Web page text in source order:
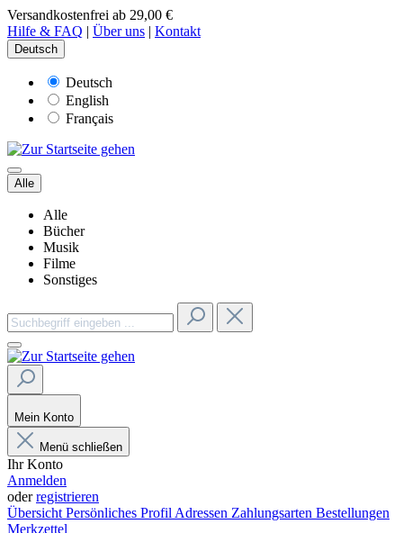
Versandkostenfrei ab 29,00 €
Hilfe & FAQ | Über uns | Kontakt
Deutsch
Deutsch
English
Français
Alle
Alle
Bücher
Musik
Filme
Sonstiges
Mein Konto
Menü schließen
Ihr Konto
Anmelden
oderregistrieren
Übersicht Persönliches Profil Adressen Zahlungsarten Bestellungen
Merkzettel